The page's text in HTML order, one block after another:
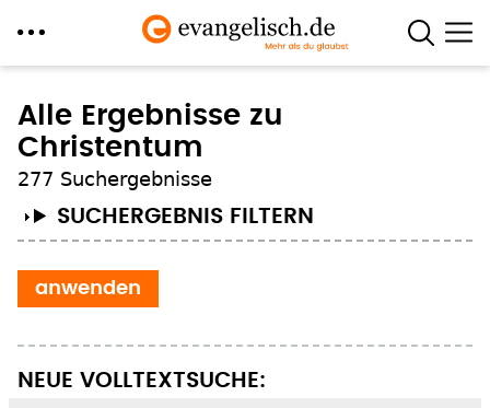
zum
Inhalt
Alle Ergebnisse zu
Christentum
277 Suchergebnisse
SUCHERGEBNIS FILTERN
NEUE VOLLTEXTSUCHE: